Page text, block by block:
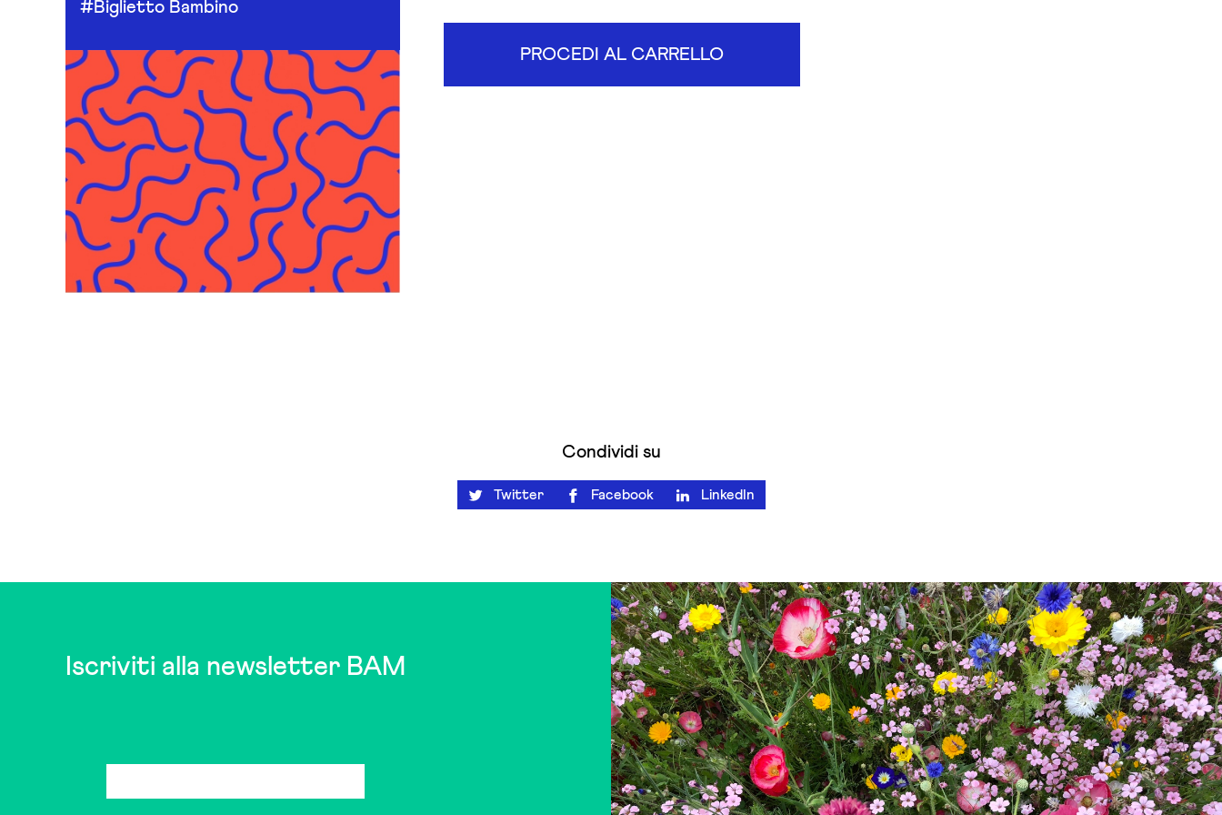
#Biglietto Bambino
PROCEDI AL CARRELLO
Condividi su
Twitter Facebook LinkedIn
Iscriviti alla newsletter BAM